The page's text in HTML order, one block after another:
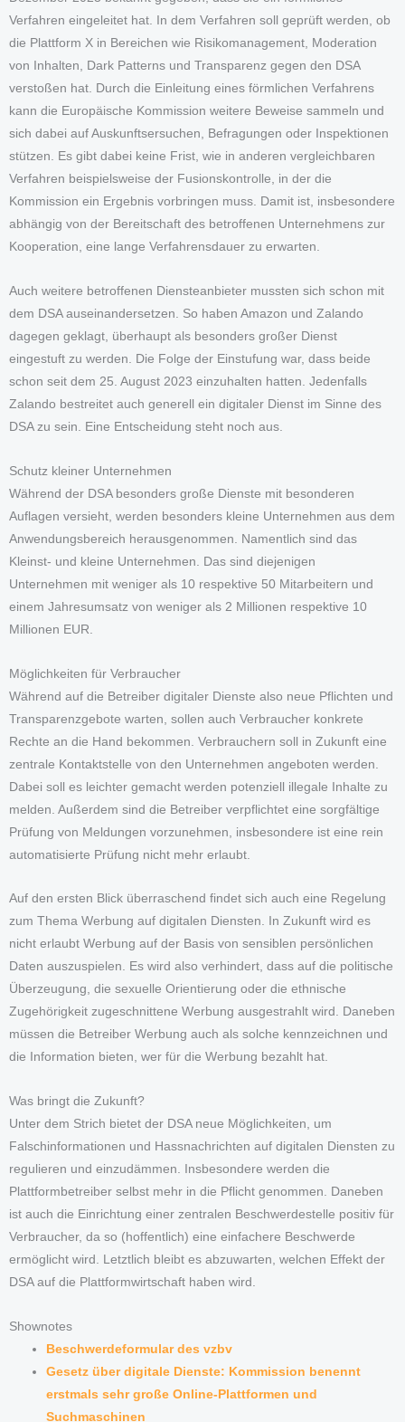
Verfahren eingeleitet hat. In dem Verfahren soll geprüft werden, ob
die Plattform X in Bereichen wie Risikomanagement, Moderation
von Inhalten, Dark Patterns und Transparenz gegen den DSA
verstoßen hat. Durch die Einleitung eines förmlichen Verfahrens
kann die Europäische Kommission weitere Beweise sammeln und
sich dabei auf Auskunftsersuchen, Befragungen oder Inspektionen
stützen. Es gibt dabei keine Frist, wie in anderen vergleichbaren
Verfahren beispielsweise der Fusionskontrolle, in der die
Kommission ein Ergebnis vorbringen muss. Damit ist, insbesondere
abhängig von der Bereitschaft des betroffenen Unternehmens zur
Kooperation, eine lange Verfahrensdauer zu erwarten.
Auch weitere betroffenen Diensteanbieter mussten sich schon mit
dem DSA auseinandersetzen. So haben Amazon und Zalando
dagegen geklagt, überhaupt als besonders großer Dienst
eingestuft zu werden. Die Folge der Einstufung war, dass beide
schon seit dem 25. August 2023 einzuhalten hatten. Jedenfalls
Zalando bestreitet auch generell ein digitaler Dienst im Sinne des
DSA zu sein. Eine Entscheidung steht noch aus.
Schutz kleiner Unternehmen
Während der DSA besonders große Dienste mit besonderen
Auflagen versieht, werden besonders kleine Unternehmen aus dem
Anwendungsbereich herausgenommen. Namentlich sind das
Kleinst- und kleine Unternehmen. Das sind diejenigen
Unternehmen mit weniger als 10 respektive 50 Mitarbeitern und
einem Jahresumsatz von weniger als 2 Millionen respektive 10
Millionen EUR.
Möglichkeiten für Verbraucher
Während auf die Betreiber digitaler Dienste also neue Pflichten und
Transparenzgebote warten, sollen auch Verbraucher konkrete
Rechte an die Hand bekommen. Verbrauchern soll in Zukunft eine
zentrale Kontaktstelle von den Unternehmen angeboten werden.
Dabei soll es leichter gemacht werden potenziell illegale Inhalte zu
melden. Außerdem sind die Betreiber verpflichtet eine sorgfältige
Prüfung von Meldungen vorzunehmen, insbesondere ist eine rein
automatisierte Prüfung nicht mehr erlaubt.
Auf den ersten Blick überraschend findet sich auch eine Regelung
zum Thema Werbung auf digitalen Diensten. In Zukunft wird es
nicht erlaubt Werbung auf der Basis von sensiblen persönlichen
Daten auszuspielen. Es wird also verhindert, dass auf die politische
Überzeugung, die sexuelle Orientierung oder die ethnische
Zugehörigkeit zugeschnittene Werbung ausgestrahlt wird. Daneben
müssen die Betreiber Werbung auch als solche kennzeichnen und
die Information bieten, wer für die Werbung bezahlt hat.
Was bringt die Zukunft?
Unter dem Strich bietet der DSA neue Möglichkeiten, um
Falschinformationen und Hassnachrichten auf digitalen Diensten zu
regulieren und einzudämmen. Insbesondere werden die
Plattformbetreiber selbst mehr in die Pflicht genommen. Daneben
ist auch die Einrichtung einer zentralen Beschwerdestelle positiv für
Verbraucher, da so (hoffentlich) eine einfachere Beschwerde
ermöglicht wird. Letztlich bleibt es abzuwarten, welchen Effekt der
DSA auf die Plattformwirtschaft haben wird.
Shownotes
Beschwerdeformular des vzbv
Gesetz über digitale Dienste: Kommission benennt
erstmals sehr große Online-Plattformen und
Suchmaschinen